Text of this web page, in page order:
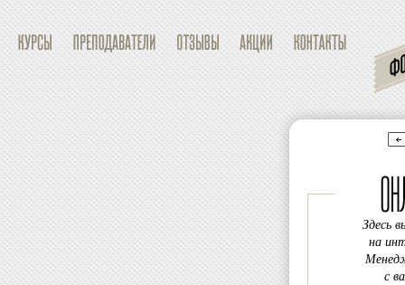
DEBUG MODE:
is deprecated in/home/
photo.ru/docs/lib/classes/
Error log status: Ok(/
photo.ru/docs/logs/errors.5)
Здесь
на
с